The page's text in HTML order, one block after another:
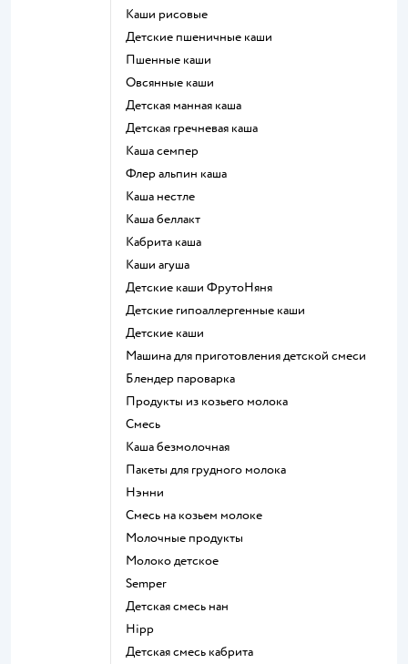
Каши рисовые
Детские пшеничные каши
Пшенные каши
овсянные каши
детская манная каша
детская гречневая каша
каша семпер
флер альпин каша
каша нестле
каша беллакт
кабрита каша
каши агуша
Детские каши ФрутоНяня
Детские гипоаллергенные каши
детские каши
машина для приготовления детской смеси
блендер пароварка
продукты из козьего молока
смесь
каша безмолочная
пакеты для грудного молока
нэнни
смесь на козьем молоке
молочные продукты
молоко детское
semper
детская смесь нан
hipp
детская смесь кабрита